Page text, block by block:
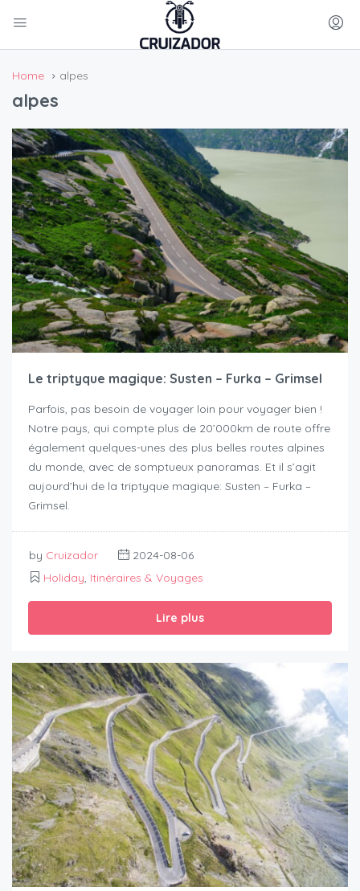
Home alpes
alpes
Le triptyque magique: Susten – Furka – Grimsel
Parfois, pas besoin de voyager loin pour voyager bien !
Notre pays, qui compte plus de 20’000km de route offre
également quelques-unes des plus belles routes alpines
du monde, avec de somptueux panoramas. Et il s’agit
aujourd’hui de la triptyque magique: Susten – Furka –
Grimsel.
by Cruizador
2024-08-06
Holiday, Itinéraires & Voyages
Lire plus